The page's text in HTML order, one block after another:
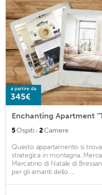
a partire da
345€
5Ospiti · 2Camere
Questo appartamento si
strategica in montagna.
Mercatino di Natale di
per gli amanti dello ...